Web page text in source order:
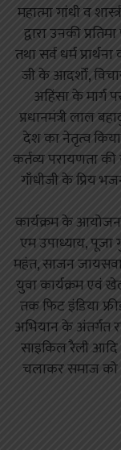
महात्मा गांधी व
द्वारा उनकी
तथा सर्व धर्म
जी के आदर्शों,
अहिंसा के मार्ग
प्रधानमंत्री लाल
देश का नेतृत्व
कर्तव्य परायणता
गाँधीजी के प्रिय
कार्यक्रम के आयोजन
एम उपाध्याय, पूजा
महंत, साजन
युवा कार्यक्रम एवं
तक फिट इंडिया
अभियान के अंतर्गत
साइकिल रैली आदि
चलाकर समाज को